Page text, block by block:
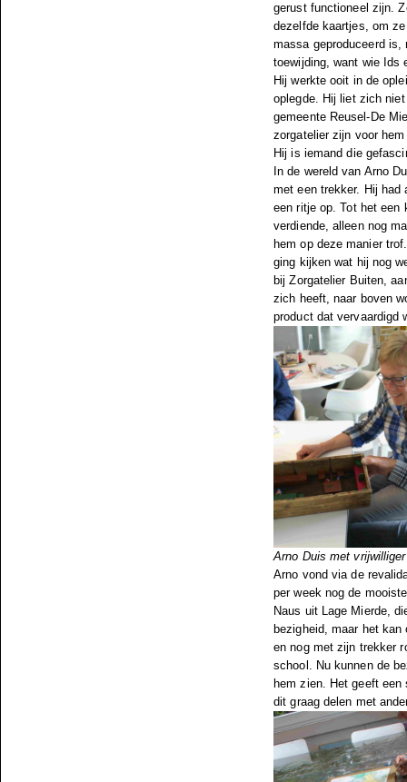
gerust functioneel zijn.
dezelfde kaartjes, om
massa geproduceerd
toewijding, want wie Ids
Hij werkte ooit in de
oplegde. Hij liet zich
gemeente Reusel-De
zorgatelier zijn voor
Hij is iemand die
In de wereld van Arno
met een trekker. Hij had
een ritje op. Tot het een
verdiende, alleen nog
hem op deze manier
ging kijken wat hij nog
bij Zorgatelier Buiten,
zich heeft, naar boven
product dat vervaardigd
Arno Duis met
Arno vond via de
per week nog de
Naus uit Lage Mierde,
bezigheid, maar het
en nog met zijn trekker
school. Nu kunnen de
hem zien. Het geeft
dit graag delen met